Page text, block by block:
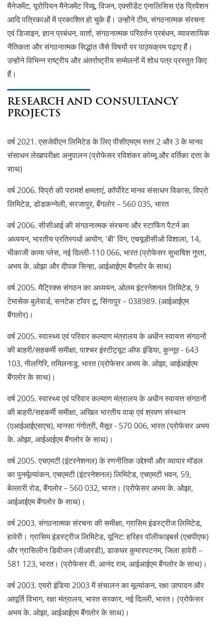
मैनेजमेंट, यूरोपियन मैनेजमेंट रिव्यू, विजन, एक्सीडेंट एनालिसिस एंड प्रिवेंशन
आदि पत्रिकाओं में प्रकाशित हो चुके हैं। उन्होंने टीम, संगठनात्मक संरचना
एवं डिजाइन, ज्ञान प्रबंधन, वार्ता, संगठनात्मक परिवर्तन प्रबंधन, व्यावसायिक
नैतिकता और संगठनात्मक सिद्धांत जैसे विषयों पर पाठ्यक्रम पढ़ाए हैं।
उन्होंने विभिन्न राष्ट्रीय और अंतर्राष्ट्रीय सम्मेलनों में शोध पत्र प्रस्तुत किए
हैं।
RESEARCH AND CONSULTANCY
PROJECTS
वर्ष 2021. एसजेवीएन लिमिटेड के लिए पीसीएमएम स्तर 2 और 3 के मानव
संसाधन लेखापरीक्षा अनुपालन (प्रोफेसर रविशंकर कोम्मू और वर्तिका दत्ता के
साथ)
वर्ष 2006. विप्रो की परामर्श क्षमताएं, कॉर्पोरेट मानव संसाधन विकास, विप्रो
लिमिटेड, डोडकन्नेली, सरजापुर, बैंगलोर – 560 035, भारत
वर्ष 2006. सीसीआई की संगठनात्मक संरचना और स्टाफिंग पैटर्न का
अध्ययन, भारतीय प्रतिस्पर्धा आयोग, 'बी' विंग, एचयूडीसीओ विशाला, 14,
भीकाजी कामा प्लेस, नई दिल्ली-110 066, भारत (प्रोफेसर सुभाषिश गुप्ता,
अभय के. ओझा और दीपक सिन्हा, आईआईएम बैंगलोर के साथ)
वर्ष 2005. मैट्रिक्स संगठन का अध्ययन, ओलम इंटरनेशनल लिमिटेड, 9
टेमासेक बुलेवार्ड, सनटेक टॉवर टू, सिंगापुर – 038989. (आईआईएम
बैंगलोर)।
वर्ष 2005. स्वास्थ्य एवं परिवार कल्याण मंत्रालय के अधीन स्वायत्त संगठनों
की बाहरी/सहकर्मी समीक्षा, पाश्चर इंस्टीट्यूट ऑफ इंडिया, कुन्नूर - 643
103, नीलगिरि, तमिलनाडु, भारत (प्रोफेसर अभय के. ओझा, आईआईएम
बैंगलोर के साथ)।
वर्ष 2005. स्वास्थ्य एवं परिवार कल्याण मंत्रालय के अधीन स्वायत्त संगठनों
की बाहरी/सहकर्मी समीक्षा, अखिल भारतीय वाक् एवं श्रवण संस्थान
(एआईआईएसएच), मानसा गंगोत्री, मैसूर - 570 006, भारत (प्रोफेसर अभय
के. ओझा, आईआईएम बैंगलोर के साथ)।
वर्ष 2005. एचएमटी (इंटरनेशनल) के रणनीतिक उद्देश्यों और व्यापार मॉडल
का पुनर्मूल्यांकन, एचएमटी (इंटरनेशनल) लिमिटेड, एचएमटी भवन, 59,
बेल्लारी रोड, बैंगलोर – 560 032, भारत। (प्रोफेसर अभय के. ओझा,
आईआईएम बैंगलोर के साथ)।
वर्ष 2003. संगठनात्मक संरचना की समीक्षा, ग्रासिम इंडस्ट्रीज लिमिटेड,
हावेरी। ग्रासिम इंडस्ट्रीज लिमिटेड, यूनिट: हरिहर पॉलीफाइबर्स (एचपीएफ)
और ग्रासिलीन डिवीजन (जीआरडी), डाकघर कुमारपटनम, जिला हावेरी –
581 123, भारत। (प्रोफेसर वी. आनंद राम, आईआईएम बैंगलोर के साथ)।
वर्ष 2003. एयरो इंडिया 2003 में संचालन का मूल्यांकन, रक्षा उत्पादन और
आपूर्ति विभाग, रक्षा मंत्रालय, भारत सरकार, नई दिल्ली, भारत। (प्रोफेसर
अभय के. ओझा, आईआईएम बैंगलोर के साथ)।